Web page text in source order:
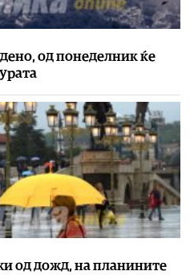
од понеделник ќе
од дожд, на планините